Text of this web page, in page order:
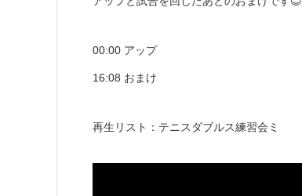
00:00 アップ
16:08 おまけ
再生リスト：テニスダブルス練習会ミ